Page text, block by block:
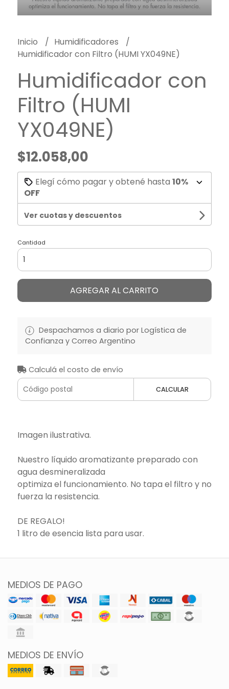
Inicio
Humidificadores
Humidificador con Filtro (HUMI YX049NE)
Humidificador con
Filtro (HUMI
YX049NE)
$12.058,00
Elegí cómo pagar y obtené hasta 10%
OFF
Ver cuotas y descuentos
Cantidad
AGREGAR AL CARRITO
Despachamos a diario por Logística de
Confianza y Correo Argentino
Calculá el costo de envío
CALCULAR
Imagen ilustrativa.
Nuestro líquido aromatizante preparado con
agua desmineralizada
optimiza el funcionamiento. No tapa el filtro y no
fuerza la resistencia.
DE REGALO!
1 litro de esencia lista para usar.
MEDIOS DE PAGO
MEDIOS DE ENVÍO